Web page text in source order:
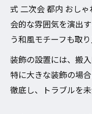
式 二次会 都内 おし
会的な雰囲気を演出
う和風モチーフも取
装飾の設置には、搬
特に大きな装飾の場
徹底し、トラブルを